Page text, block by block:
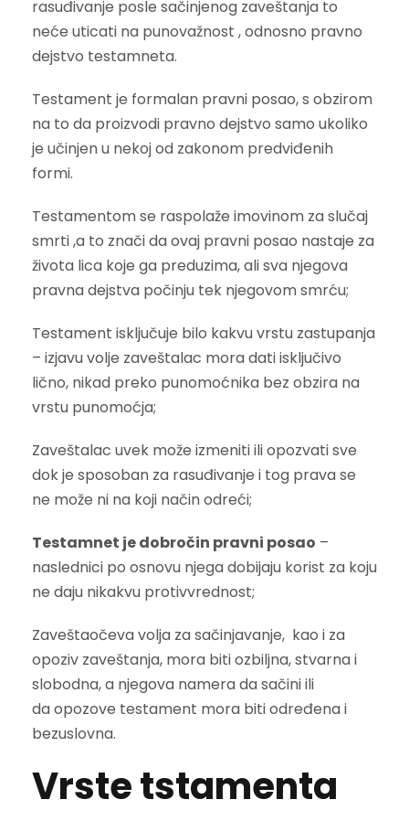
rasuđivanje posle sačinjenog zaveštanja to
neće uticati na punovažnost , odnosno pravno
dejstvo testamneta.
Testament je formalan pravni posao, s obzirom
na to da proizvodi pravno dejstvo samo ukoliko
je učinjen u nekoj od zakonom predviđenih
formi.
Testamentom se raspolaže imovinom za slučaj
smrti ,a to znači da ovaj pravni posao nastaje za
života lica koje ga preduzima, ali sva njegova
pravna dejstva počinju tek njegovom smrću;
Testament isključuje bilo kakvu vrstu zastupanja
– izjavu volje zaveštalac mora dati isključivo
lično, nikad preko punomoćnika bez obzira na
vrstu punomoćja;
Zaveštalac uvek može izmeniti ili opozvati sve
dok je sposoban za rasuđivanje i tog prava se
ne može ni na koji način odreći;
Testamnet je dobročin pravni posao –
naslednici po osnovu njega dobijaju korist za koju
ne daju nikakvu protivvrednost;
Zaveštaočeva volja za sačinjavanje, kao i za
opoziv zaveštanja, mora biti ozbiljna, stvarna i
slobodna, a njegova namera da sačini ili
da opozove testament mora biti određena i
bezuslovna.
Vrste tstamenta